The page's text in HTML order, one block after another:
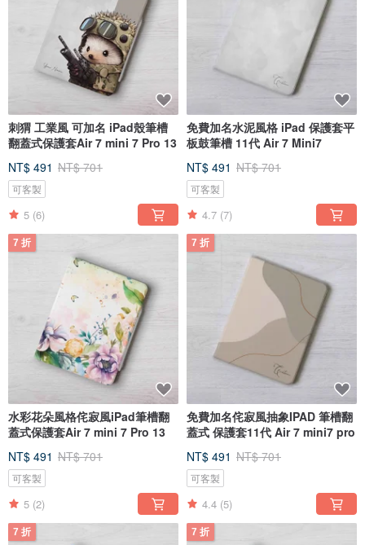
刺猬 工業風 可加名 iPad殼筆槽
翻蓋式保護套Air 7 mini 7 Pro 13
NT$ 491 NT$ 701
可客製
5 (6)
免費加名水泥風格 iPad 保護套平
板鼓筆槽 11代 Air 7 Mini7
NT$ 491 NT$ 701
可客製
4.7 (7)
7 折
水彩花朵風格侘寂風iPad筆槽翻
蓋式保護套Air 7 mini 7 Pro 13
NT$ 491 NT$ 701
可客製
5 (2)
7 折
免費加名侘寂風抽象IPAD 筆槽翻
蓋式 保護套11代 Air 7 mini7 pro
NT$ 491 NT$ 701
可客製
4.4 (5)
7 折 7 折